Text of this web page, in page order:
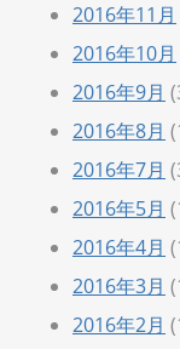
2016年11月
2016年10月
2016年9月
2016年8月
2016年7月
2016年5月
2016年4月
2016年3月
2016年2月